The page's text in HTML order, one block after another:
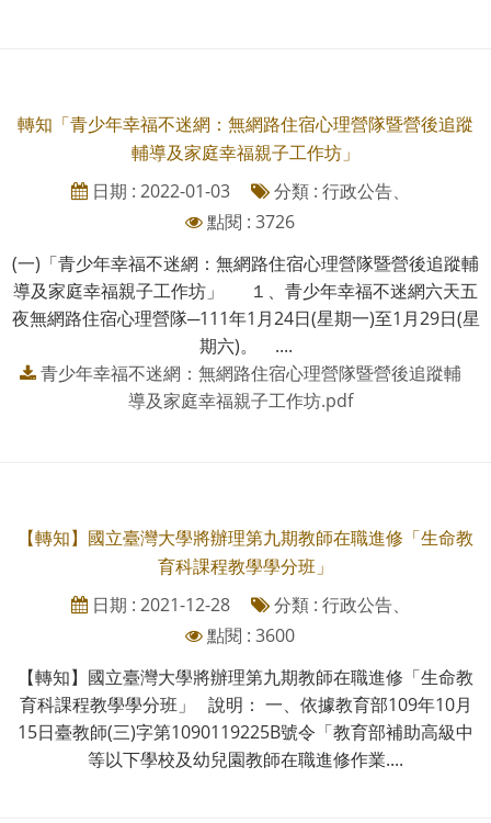
轉知「青少年幸福不迷網：無網路住宿心理營隊暨營後追蹤
輔導及家庭幸福親子工作坊」
日期 : 2022-01-03
分類 : 行政公告、
點閱 : 3726
(一)「青少年幸福不迷網：無網路住宿心理營隊暨營後追蹤輔
導及家庭幸福親子工作坊」 １、青少年幸福不迷網六天五
夜無網路住宿心理營隊─111年1月24日(星期一)至1月29日(星
期六)。 ....
青少年幸福不迷網：無網路住宿心理營隊暨營後追蹤輔
導及家庭幸福親子工作坊.pdf
【轉知】國立臺灣大學將辦理第九期教師在職進修「生命教
育科課程教學學分班」
日期 : 2021-12-28
分類 : 行政公告、
點閱 : 3600
【轉知】國立臺灣大學將辦理第九期教師在職進修「生命教
育科課程教學學分班」 說明： 一、依據教育部109年10月
15日臺教師(三)字第1090119225B號令「教育部補助高級中
等以下學校及幼兒園教師在職進修作業....